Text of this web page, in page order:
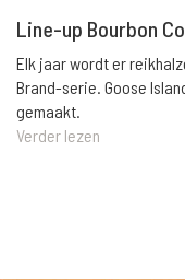
Line-up Bourbon
Elk jaar wordt er
Brand-serie. Goose
gemaakt.
Verder lezen